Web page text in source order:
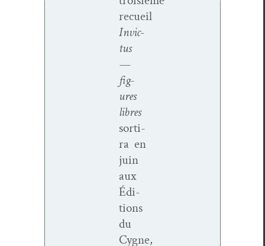
recueil
Invic­
tus
—
fig­
ures
libres
sor­ti­
ra en
juin
aux
Édi­
tions
du
Cygne,